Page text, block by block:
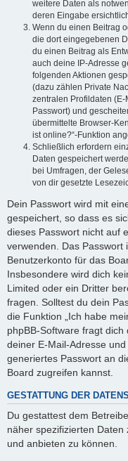
weitere Daten als
deren Eingabe
Wenn du einen Beitrag
die dort eingegebenen
du einen Beitrag als
auch deine IP-Adresse
folgenden Aktionen
(dazu zählen Private
zentralen Profildaten
Passwort) und
übermittelte Browser-
ist online?“-Funktion
Schließlich erfordern
Daten gespeichert
bei Umfragen, der
von dir gesetzte
Dein Passwort wird mit
gespeichert, so dass es
dieses Passwort nicht auf
verwenden. Das Passwort
Benutzerkonto für das
Insbesondere wird dich
Limited oder ein Dritter
fragen. Solltest du dein
die Funktion „Ich habe
phpBB-Software fragt
deiner E-Mail-Adresse
generiertes Passwort an
Board zugreifen kannst.
GESTATTUNG DER
Du gestattest dem
näher spezifizierten
und anbieten zu können.